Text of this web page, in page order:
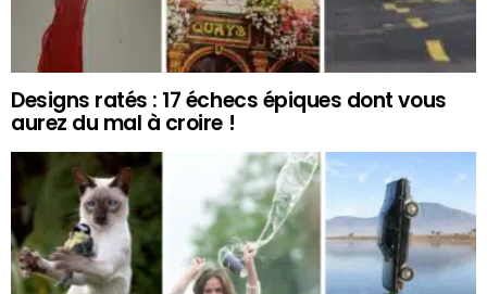
Designs ratés : 17 échecs épiques dont vous
aurez du mal à croire !